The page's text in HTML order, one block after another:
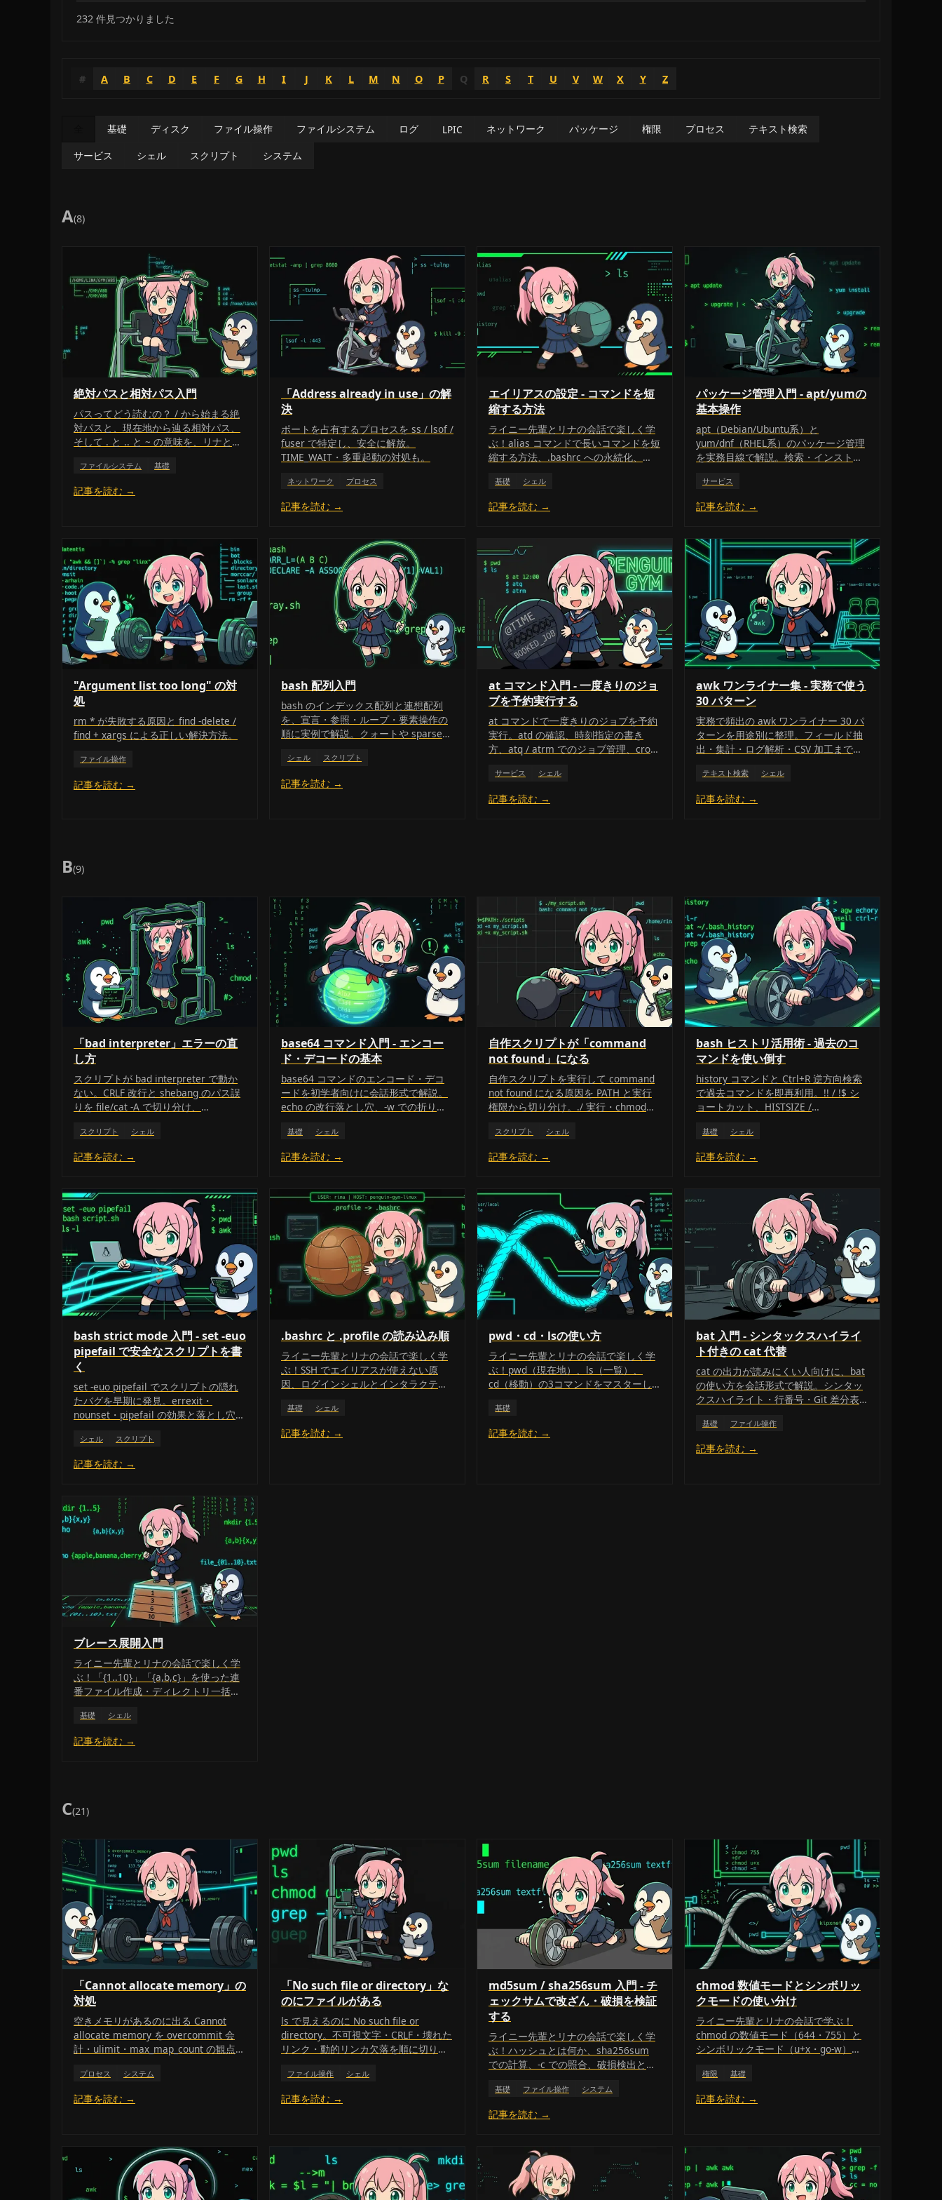
232 件見つかりました
# A B C D E F G H I J K L M N O P Q R S T U V W X Y Z
基礎 ディスク ファイル操作 ファイルシステム ログ LPIC ネットワーク パッケージ 権限 プロセス
テキスト検索
サービス
シェル スクリプト システム
A(8)
絶対パスと相対パス入門
パスってどう読むの？ / から始まる絶
対パスと、現在地から辿る相対パス、
そして . と .. と ~ の意味を、リナと一
ファイルシステム 基礎
記事を読む →
「Address already in use」の解
決
ポートを占有するプロセスを ss / lsof /
fuser で特定し、安全に解放。
TIME_WAIT・多重起動の対処も。
ネットワーク プロセス
記事を読む →
エイリアスの設定 - コマンドを短
縮する方法
ライニー先輩とリナの会話で楽しく学
ぶ！alias コマンドで長いコマンドを短
縮する方法、.bashrc への永続化、
説します。
基礎 シェル
記事を読む →
パッケージ管理入門 - apt/yumの
基本操作
apt（Debian/Ubuntu系）と
yum/dnf（RHEL系）のパッケージ管理
を実務目線で解説。検索・インストー
よくあるトラブルの切り分け手順をま
とめます。
サービス
記事を読む →
"Argument list too long" の対
処
rm * が失敗する原因と find -delete /
find + xargs による正しい解決方法。
ファイル操作
記事を読む →
bash 配列入門
bash のインデックス配列と連想配列
を、宣言・参照・ループ・要素操作の
順に実例で解説。クォートや sparse
シェル スクリプト
記事を読む →
at コマンド入門 - 一度きりのジョ
ブを予約実行する
at コマンドで一度きりのジョブを予約
実行。atd の確認、時刻指定の書き
方、atq / atrm でのジョブ管理、cron
サービス シェル
記事を読む →
awk ワンライナー集 - 実務で使う
30 パターン
実務で頻出の awk ワンライナー 30 パ
ターンを用途別に整理。フィールド抽
出・集計・ログ解析・CSV 加工まで即
テキスト検索 シェル
記事を読む →
B(9)
「bad interpreter」エラーの直
し方
スクリプトが bad interpreter で動か
ない。CRLF 改行と shebang のパス誤
りを file/cat -A で切り分け、
スクリプト シェル
記事を読む →
base64 コマンド入門 - エンコー
ド・デコードの基本
base64 コマンドのエンコード・デコ
ードを初学者向けに会話形式で解説。
echo の改行落とし穴、-w での折り返
はない」という最重要ポイントまでや
さしく説明します。
基礎 シェル
記事を読む →
自作スクリプトが「command
not found」になる
自作スクリプトを実行して command
not found になる原因を PATH と実行
権限から切り分け。./ 実行・chmod
する。
スクリプト シェル
記事を読む →
bash ヒストリ活用術 - 過去のコ
マンドを使い倒す
history コマンドと Ctrl+R 逆方向検索
で過去コマンドを即再利用。!! / !$ シ
ョートカット、HISTSIZE /
ル操作を学べます。
基礎 シェル
記事を読む →
bash strict mode 入門 - set -euo
pipefail で安全なスクリプトを書
く
set -euo pipefail でスクリプトの隠れ
たバグを早期に発見。errexit・
nounset・pipefail の効果と落とし穴、
シェル スクリプト
記事を読む →
.bashrc と .profile の読み込み順
ライニー先輩とリナの会話で楽しく学
ぶ！SSH でエイリアスが使えない原
因、ログインシェルとインタラクティ
即時反映方法を初心者向けに丁寧に解
説します。
基礎 シェル
記事を読む →
pwd・cd・lsの使い方
ライニー先輩とリナの会話で楽しく学
ぶ！pwd（現在地）、ls（一覧）、
cd（移動）の3コマンドをマスターし
基礎
記事を読む →
bat 入門 - シンタックスハイライ
ト付きの cat 代替
cat の出力が読みにくい人向けに、bat
の使い方を会話形式で解説。シンタッ
クスハイライト・行番号・Git 差分表
装飾を消す方法、man ページの色付け
まで丁寧に説明します。
基礎 ファイル操作
記事を読む →
ブレース展開入門
ライニー先輩とリナの会話で楽しく学
ぶ！「{1..10}」「{a,b,c}」を使った連
番ファイル作成・ディレクトリ一括生
に解説します。
基礎 シェル
記事を読む →
C(21)
「Cannot allocate memory」の
対処
空きメモリがあるのに出る Cannot
allocate memory を overcommit 会
計・ulimit・max_map_count の観点で
プロセス システム
記事を読む →
「No such file or directory」な
のにファイルがある
ls で見えるのに No such file or
directory。不可視文字・CRLF・壊れた
リンク・動的リンカ欠落を順に切り分
ファイル操作 シェル
記事を読む →
md5sum / sha256sum 入門 - チ
ェックサムで改ざん・破損を検証
する
ライニー先輩とリナの会話で楽しく学
ぶ！ハッシュとは何か、sha256sum
での計算、-c での照合、破損検出と改
理由まで初心者目線で丁寧に解説しま
す。
基礎 ファイル操作 システム
記事を読む →
chmod 数値モードとシンボリッ
クモードの使い分け
ライニー先輩とリナの会話で学ぶ！
chmod の数値モード（644・755）と
シンボリックモード（u+x・go-w）の
方法を初心者向けにやさしく解説しま
す。
権限 基礎
記事を読む →